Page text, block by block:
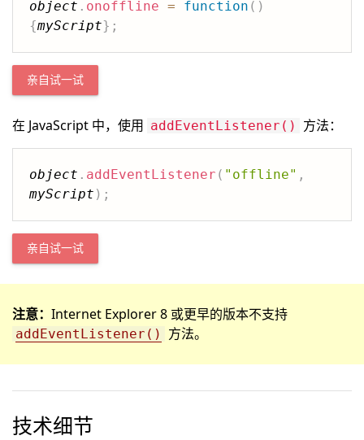
object . onoffline = function ( )
{myScript} ;
亲自试一试
在 JavaScript 中，使用 addEventListener() 方法：
object . addEventListener ( "offline" ,
myScript ) ;
亲自试一试
注意： Internet Explorer 8 或更早的版本不支持
addEventListener() 方法。
技术细节